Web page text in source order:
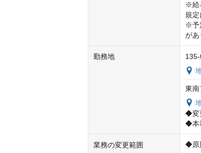
※給
規定
※予
があ
勤務地
東
◆変
◆本
業務の変更範囲 ◆原